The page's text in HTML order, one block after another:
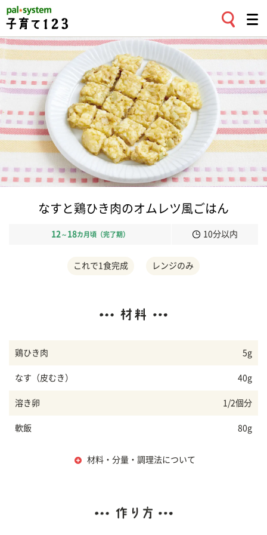
なすと鶏ひき肉のオムレツ風ごはん
12 ～ 18カ月頃（完了期） 10分以内
これで1食完成 レンジのみ
鶏ひき肉 5g
なす（皮むき） 40g
溶き卵 1/2個分
軟飯 80g
材料・分量・調理法について